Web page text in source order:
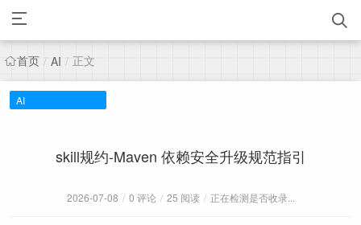
首页 / AI / 正文
AI
skill规约-Maven 依赖安全升级规范指引
2026-07-08 / 0 评论 / 25 阅读 / 正在检测是否收录...